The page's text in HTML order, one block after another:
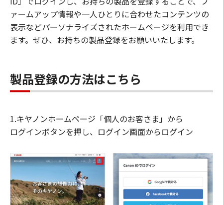
ァームアップ情報や一人ひとりに合わせたコンテンツの
表示などパーソナライズされたホームページを利用でき
ます。ぜひ、お持ちの製品登録をお願いいたします。
製品登録の方法はこちら
1.キヤノンホームページ「個人のお客さま」から
ログインボタンを押し、ログイン画面からログイン